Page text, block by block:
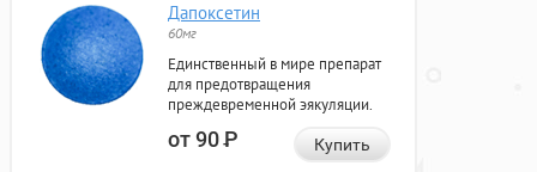
Дапоксетин
60мг
Единственный в мире препарат
для предотвращения
преждевременной эякуляции.
от 90Р Купить